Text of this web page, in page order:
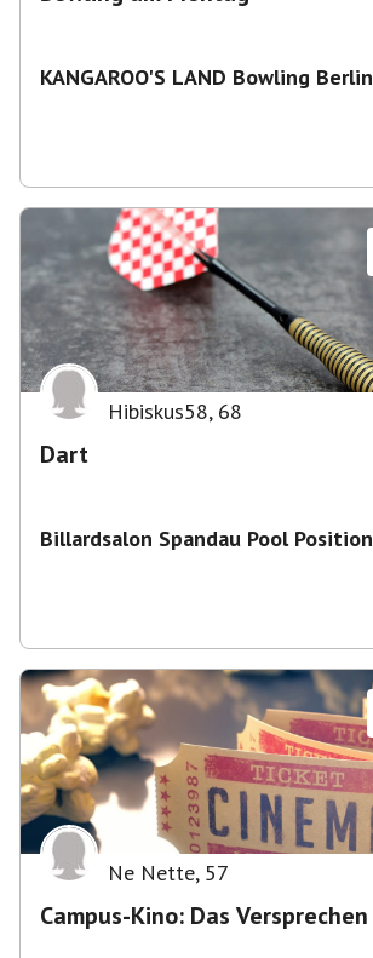
KANGAROO'S LAND Bowling Berlin
Hibiskus58, 68
Dart
Billardsalon Spandau Pool Position
Ne Nette, 57
Campus-Kino: Das Versprechen